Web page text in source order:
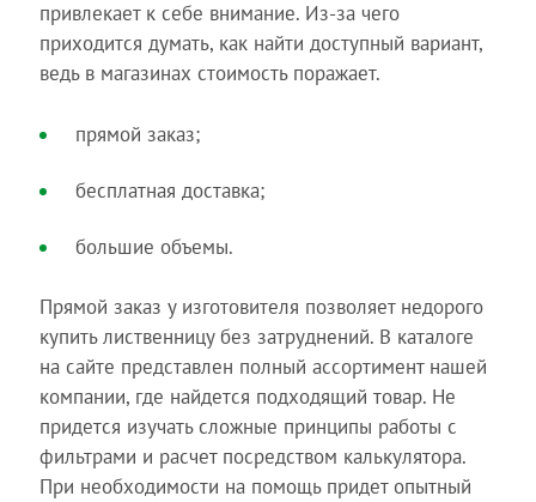
привлекает к себе внимание. Из-за чего
приходится думать, как найти доступный вариант,
ведь в магазинах стоимость поражает.
прямой заказ;
бесплатная доставка;
большие объемы.
Прямой заказ у изготовителя позволяет недорого
купить лиственницу без затруднений. В каталоге
на сайте представлен полный ассортимент нашей
компании, где найдется подходящий товар. Не
придется изучать сложные принципы работы с
фильтрами и расчет посредством калькулятора.
При необходимости на помощь придет опытный